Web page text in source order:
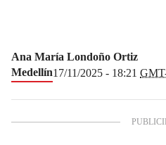
Ana María Londoño Ortiz
Medellín17/11/2025 - 18:21